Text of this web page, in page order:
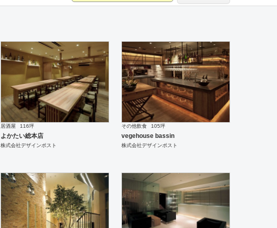
居酒屋 116坪
よかたい総本店
株式会社デザインポスト
その他飲食 105坪
vegehouse bassin
株式会社デザインポスト